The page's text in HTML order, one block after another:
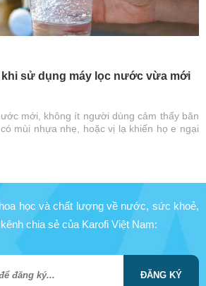
sử dụng máy lọc nước vừa mới
mới, không ít người dùng cảm thấy băn
mùi nhựa nhẹ, hoặc vị lạ khiến họ e ngại
học và chất lượng về nước, sức khoẻ,
chia sẻ của Karofi Việt Nam:
ĐĂNG KÝ